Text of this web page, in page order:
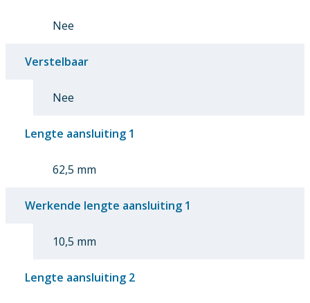
Nee
Verstelbaar
Nee
Lengte aansluiting 1
62,5 mm
Werkende lengte aansluiting 1
10,5 mm
Lengte aansluiting 2